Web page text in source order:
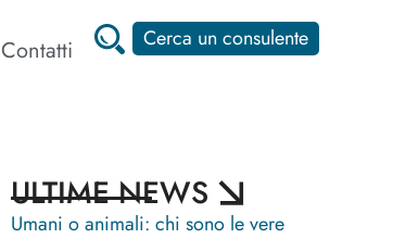
Contatti Cerca un consulente
ULTIME NEWS
Umani o animali: chi sono le vere